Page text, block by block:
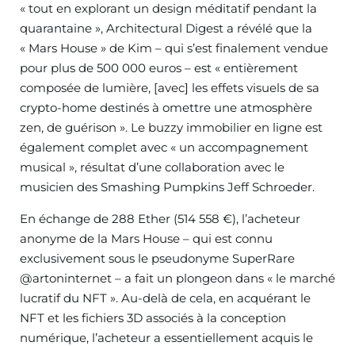
« tout en explorant un design méditatif pendant la
quarantaine », Architectural Digest a révélé que la
« Mars House » de Kim – qui s’est finalement vendue
pour plus de 500 000 euros – est « entièrement
composée de lumière, [avec] les effets visuels de sa
crypto-home destinés à omettre une atmosphère
zen, de guérison ». Le buzzy immobilier en ligne est
également complet avec « un accompagnement
musical », résultat d’une collaboration avec le
musicien des Smashing Pumpkins Jeff Schroeder.
En échange de 288 Ether (514 558 €), l’acheteur
anonyme de la Mars House – qui est connu
exclusivement sous le pseudonyme SuperRare
@artoninternet – a fait un plongeon dans « le marché
lucratif du NFT ». Au-delà de cela, en acquérant le
NFT et les fichiers 3D associés à la conception
numérique, l’acheteur a essentiellement acquis le